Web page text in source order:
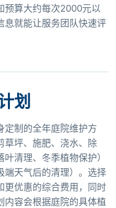
预算大约每次2000元以
息就能让服务团队快速评
划
定制的全年庭院维护方
草坪、施肥、浇水、除
清理、冬季植物保护）
端天气后的清理）。选择
更优惠的综合费用，同时
内容会根据庭院的具体植